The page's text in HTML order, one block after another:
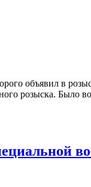
объявил в
розыска.